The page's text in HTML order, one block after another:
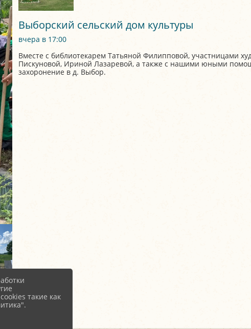
Выборский сельский дом культуры
вчера в 17:00
Вместе с библиотекарем Татьяной Филипповой, участницами
Пискуновой, Ириной Лазаревой, а также с нашими юными
захоронение в д. Выбор.
такие как